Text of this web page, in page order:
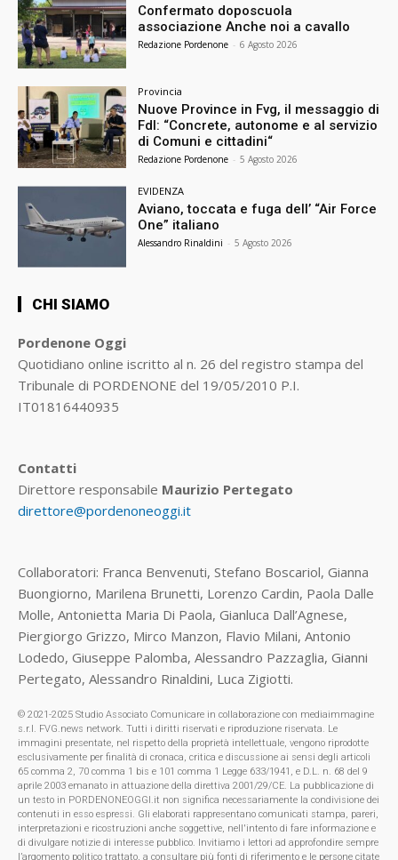
Confermato doposcuola
associazione Anche noi a cavallo
Redazione Pordenone - 6 Agosto 2026
Provincia
Nuove Province in Fvg, il messaggio di
FdI: “Concrete, autonome e al servizio
di Comuni e cittadini“
Redazione Pordenone - 5 Agosto 2026
EVIDENZA
Aviano, toccata e fuga dell’ “Air Force
One” italiano
Alessandro Rinaldini - 5 Agosto 2026
CHI SIAMO
Pordenone Oggi
Quotidiano online iscritto al n. 26 del registro stampa del
Tribunale di PORDENONE del 19/05/2010 P.I.
IT01816440935
Contatti
Direttore responsabile Maurizio Pertegato
direttore@pordenoneoggi.it
Collaboratori: Franca Benvenuti, Stefano Boscariol, Gianna
Buongiorno, Marilena Brunetti, Lorenzo Cardin, Paola Dalle
Molle, Antonietta Maria Di Paola, Gianluca Dall’Agnese,
Piergiorgo Grizzo, Mirco Manzon, Flavio Milani, Antonio
Lodedo, Giuseppe Palomba, Alessandro Pazzaglia, Gianni
Pertegato, Alessandro Rinaldini, Luca Zigiotti.
© 2021-2025 Studio Associato Comunicare in collaborazione con mediaimmagine
s.r.l. FVG.news network. Tutti i diritti riservati e riproduzione riservata. Le
immagini presentate, nel rispetto della proprietà intellettuale, vengono riprodotte
esclusivamente per finalità di cronaca, critica e discussione ai sensi degli articoli
65 comma 2, 70 comma 1 bis e 101 comma 1 Legge 633/1941, e D.L. n. 68 del 9
aprile 2003 emanato in attuazione della direttiva 2001/29/CE. La pubblicazione di
un testo in PORDENONEOGGI.it non significa necessariamente la condivisione dei
contenuti in esso espressi. Gli elaborati rappresentano comunicati stampa, pareri,
interpretazioni e ricostruzioni anche soggettive, nell'intento di fare informazione e
di divulgare notizie di interesse pubblico. Invitiamo i lettori ad approfondire sempre
l’argomento politico trattato, a consultare più fonti di riferimento e le persone citate